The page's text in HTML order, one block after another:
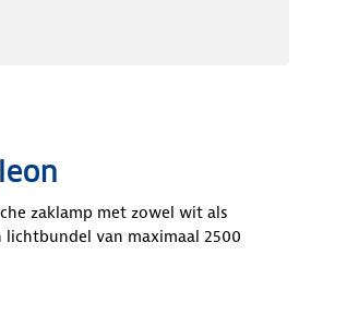
zaklamp met zowel wit als
van maximaal 2500